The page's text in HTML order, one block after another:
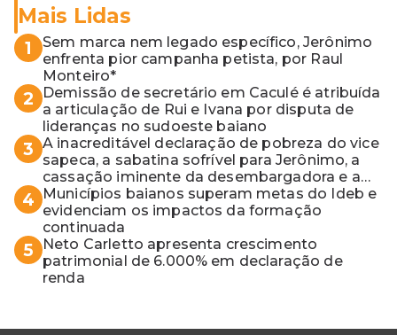
Mais Lidas
1
Sem marca nem legado específico, Jerônimo
enfrenta pior campanha petista, por Raul
Monteiro*
2
Demissão de secretário em Caculé é atribuída
a articulação de Rui e Ivana por disputa de
lideranças no sudoeste baiano
3 A inacreditável declaração de pobreza do vice
sapeca, a sabatina sofrível para Jerônimo, a
cassação iminente da desembargadora e a
vaga do Quinto para o MP baiano
4
Municípios baianos superam metas do Ideb e
evidenciam os impactos da formação
continuada
5
Neto Carletto apresenta crescimento
patrimonial de 6.000% em declaração de
renda